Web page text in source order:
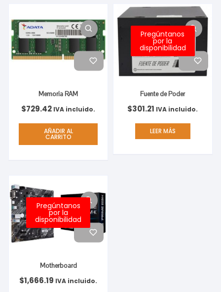
Memoria RAM
$729.42 IVA incluido.
AÑADIR AL
CARRITO
Pregúntanos
por la
disponibilidad
Fuente de Poder
$301.21 IVA incluido.
LEER MÁS
Pregúntanos
por la
disponibilidad
Motherboard
$1,666.19 IVA incluido.